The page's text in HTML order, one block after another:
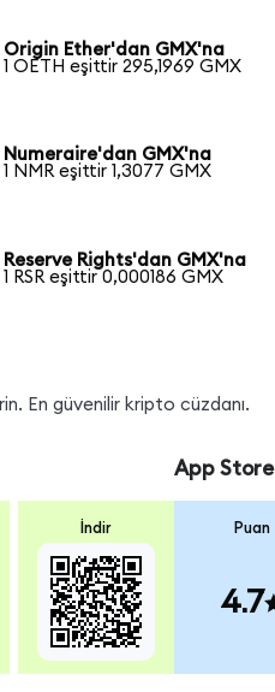
Origin Ether'dan GMX'na
1 OETH eşittir 295,1969 GMX
Numeraire'dan GMX'na
1 NMR eşittir 1,3077 GMX
Reserve Rights'dan GMX'na
1 RSR eşittir 0,000186 GMX
En güvenilir kripto cüzdanı.
İndir
App Store
Puan
4.7